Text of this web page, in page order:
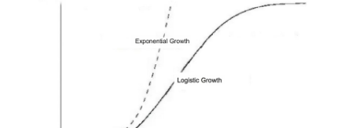
cân đối kế toán, do chuẩn kế toán VAS không giống như IFRS,
chức tài chính phải hạch toán giá trái phiếu theo thị trường
trường hợp case Silicon Valley Bank và Charles Schwab tại
thua lỗ trắng vốn chủ do đánh giá lại danh mục trái phiếu gần đây).
– Cuối cùng, lãi suất tăng sẽ ảnh hưởng lên các nhà đầu cơ
margin – buộc họ phải bán tháo vì margin call hoặc hoảng sợ rút
ảnh hưởng mạnh lên thị trường cổ phiếu, gián tiếp ảnh hưởng lên